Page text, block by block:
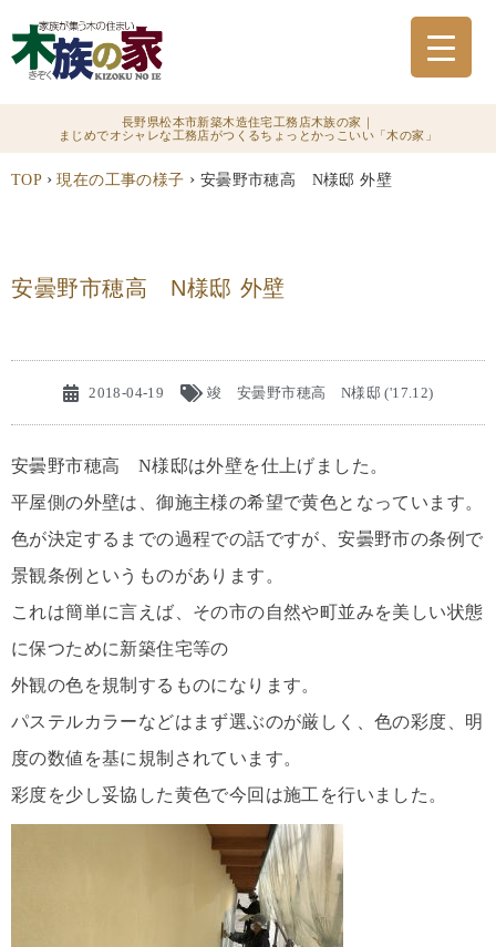
長野県松本市新築木造住宅工務店木族の家｜
まじめでオシャレな工務店がつくるちょっとかっこいい「木の家」
TOP › 現在の工事の様子 › 安曇野市穂高 N様邸 外壁
安曇野市穂高 N様邸 外壁
2018-04-19 竣 安曇野市穂高 N様邸 ('17.12)
安曇野市穂高 N様邸は外壁を仕上げました。
平屋側の外壁は、御施主様の希望で黄色となっています。
色が決定するまでの過程での話ですが、安曇野市の条例で
景観条例というものがあります。
これは簡単に言えば、その市の自然や町並みを美しい状態
に保つために新築住宅等の
外観の色を規制するものになります。
パステルカラーなどはまず選ぶのが厳しく、色の彩度、明
度の数値を基に規制されています。
彩度を少し妥協した黄色で今回は施工を行いました。